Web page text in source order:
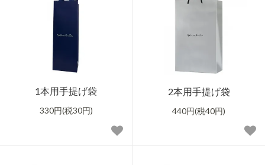
1本用手提げ袋
330円(税30円)
2本用手提げ袋
440円(税40円)